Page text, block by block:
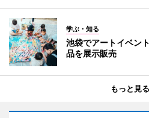
学ぶ・知る
池袋でアートイベン
品を展示販売
もっと見る